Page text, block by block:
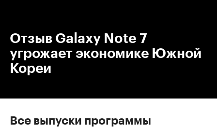
Отзыв Galaxy Note 7
угрожает экономике Южной
Кореи
Все выпуски программы